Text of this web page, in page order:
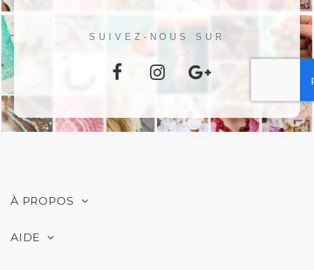
SUIVEZ-NOUS SUR
À PROPOS
AIDE